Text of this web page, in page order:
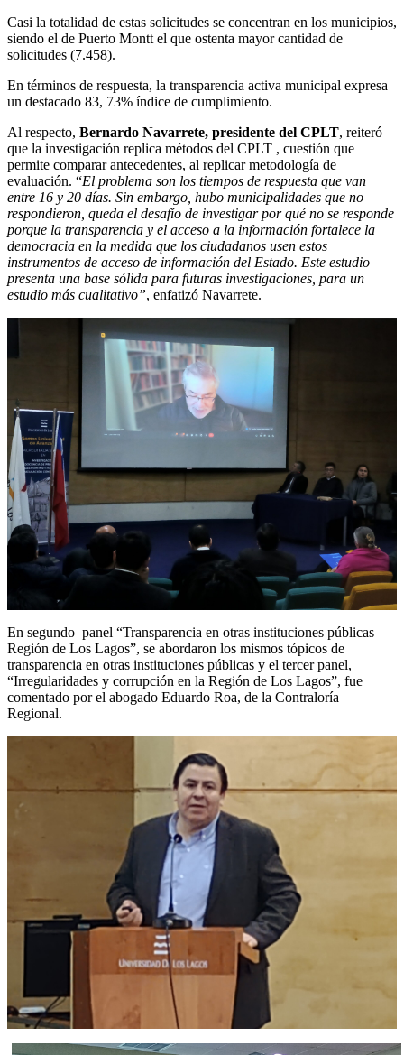
Casi la totalidad de estas solicitudes se concentran en los municipios,
siendo el de Puerto Montt el que ostenta mayor cantidad de
solicitudes (7.458).
En términos de respuesta, la transparencia activa municipal expresa
un destacado 83, 73% índice de cumplimiento.
Al respecto, Bernardo Navarrete, presidente del CPLT, reiteró
que la investigación replica métodos del CPLT , cuestión que
permite comparar antecedentes, al replicar metodología de
evaluación. “El problema son los tiempos de respuesta que van
entre 16 y 20 días. Sin embargo, hubo municipalidades que no
respondieron, queda el desafío de investigar por qué no se responde
porque la transparencia y el acceso a la información fortalece la
democracia en la medida que los ciudadanos usen estos
instrumentos de acceso de información del Estado. Este estudio
presenta una base sólida para futuras investigaciones, para un
estudio más cualitativo”, enfatizó Navarrete.
En segundo panel “Transparencia en otras instituciones públicas
Región de Los Lagos”, se abordaron los mismos tópicos de
transparencia en otras instituciones públicas y el tercer panel,
“Irregularidades y corrupción en la Región de Los Lagos”, fue
comentado por el abogado Eduardo Roa, de la Contraloría
Regional.